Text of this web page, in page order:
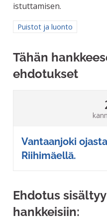
istuttamisen.
Rajaa tulokset aihepiirin
Puistot ja luonto
Tähän
ehdotukset
Vantaanjoki
Riihimäellä.
Ehdotus
hankkeisiin: